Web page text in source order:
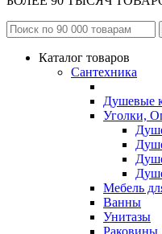
Каталог товаров
Сантехника
Душевые
Уголки,
Мебель
Ванны
Унитазы
Раковины